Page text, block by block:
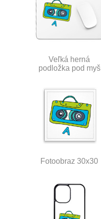
Veľká herná
podložka pod myš
Fotoobraz 30x30